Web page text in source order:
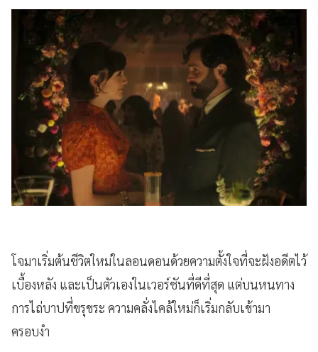
โจมาเริ่มต้นชีวิตใหม่ในลอนดอนด้วยความตั้งใจที่จะฝังอดีตไว้
เบื้องหลัง และเป็นตัวเองในเวอร์ชันที่ดีที่สุด แต่บนหนทาง
การไถ่บาปที่ขรุขระ ความคลั่งไคล้ใหม่ก็เริ่มกลับเข้ามา
ครอบงำ